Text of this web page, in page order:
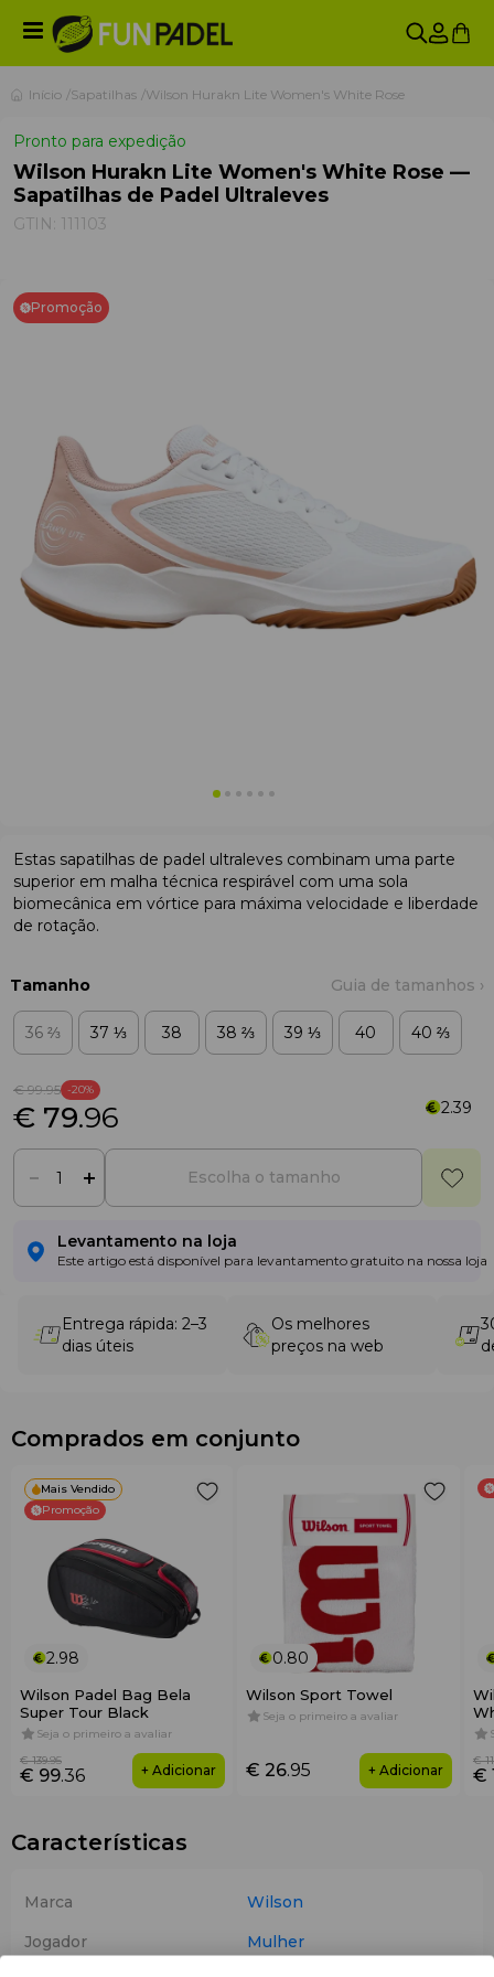
Início Sapatilhas Wilson Hurakn Lite Women's White Rose
Pronto para expedição
Wilson Hurakn Lite Women's White Rose —
Sapatilhas de Padel Ultraleves
GTIN: 111103
Promoção
Estas sapatilhas de padel ultraleves combinam uma parte
superior em malha técnica respirável com uma sola
biomecânica em vórtice para máxima velocidade e liberdade
de rotação.
Tamanho Guia de tamanhos ›
36 ⅔ 37 ⅓ 38 38 ⅔ 39 ⅓ 40 40 ⅔
€ 99.95 -20%
€ 79.96 2.39
Escolha o tamanho
Levantamento na loja
Este artigo está disponível para levantamento gratuito na nossa loja
Entrega rápida: 2–3
dias úteis
Os melhores
preços na web
Comprados em conjunto
Mais Vendido
Promoção
2.98
Wilson Padel Bag Bela
Super Tour Black
Seja o primeiro a avaliar
€ 99.36
€ 139.95
+ Adicionar
0.80
Wilson Sport Towel
Seja o primeiro a avaliar
€ 26.95 + Adicionar €
€ 11
Características
Marca
Wilson
Jogador
Mulher